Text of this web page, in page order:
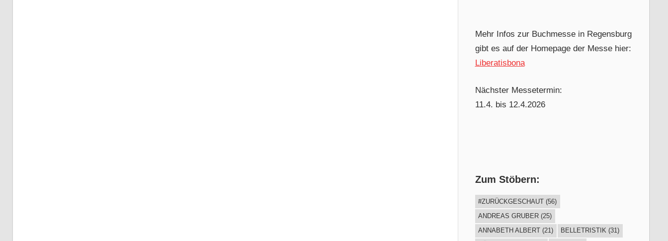
Mehr Infos zur Buchmesse in Regensburg
gibt es auf der Homepage der Messe hier:
Liberatisbona
Nächster Messetermin:
11.4. bis 12.4.2026
Zum Stöbern:
#ZURÜCKGESCHAUT (56)
ANDREAS GRUBER (25)
ANNABETH ALBERT (21) BELLETRISTIK (31)